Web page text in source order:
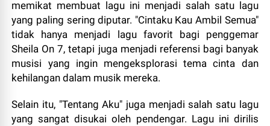
memikat membuat lagu ini menjadi salah satu lagu
yang paling sering diputar. "Cintaku Kau Ambil Semua"
tidak hanya menjadi lagu favorit bagi penggemar
Sheila On 7, tetapi juga menjadi referensi bagi banyak
musisi yang ingin mengeksplorasi tema cinta dan
kehilangan dalam musik mereka.
Selain itu, "Tentang Aku" juga menjadi salah satu lagu
yang sangat disukai oleh pendengar. Lagu ini dirilis